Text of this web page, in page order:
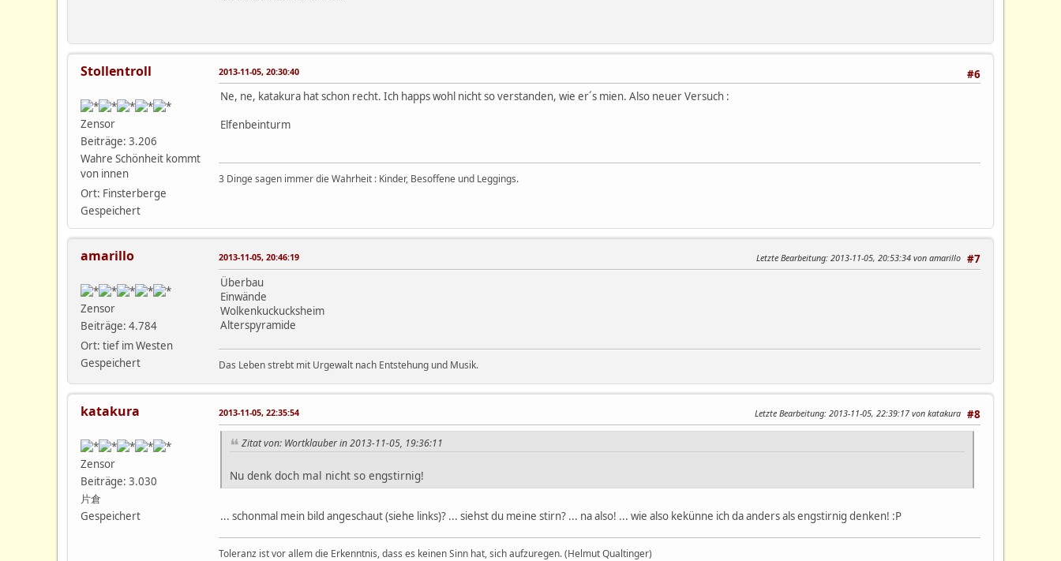
Stollentroll
Zensor
Beiträge: 3.206
Wahre Schönheit kommt
von innen
Ort: Finsterberge
Gespeichert
#6
2013-11-05, 20:30:40
Ne, ne, katakura hat schon recht. Ich happs wohl nicht so verstanden, wie er´s mien. Also neuer Versuch :
Elfenbeinturm
3 Dinge sagen immer die Wahrheit : Kinder, Besoffene und Leggings.
amarillo
Zensor
Beiträge: 4.784
Ort: tief im Westen
Gespeichert
#7
2013-11-05, 20:46:19 Letzte Bearbeitung: 2013-11-05, 20:53:34 von amarillo
Überbau
Einwände
Wolkenkuckucksheim
Alterspyramide
Das Leben strebt mit Urgewalt nach Entstehung und Musik.
katakura
Zensor
Beiträge: 3.030
片倉
Gespeichert
#8
2013-11-05, 22:35:54 Letzte Bearbeitung: 2013-11-05, 22:39:17 von katakura
Zitat von: Wortklauber in 2013-11-05, 19:36:11
Nu denk doch mal nicht so engstirnig!
... schonmal mein bild angeschaut (siehe links)? ... siehst du meine stirn? ... na also! ... wie also kekünne ich da anders als engstirnig denken! :P
Toleranz ist vor allem die Erkenntnis, dass es keinen Sinn hat, sich aufzuregen. (Helmut Qualtinger)